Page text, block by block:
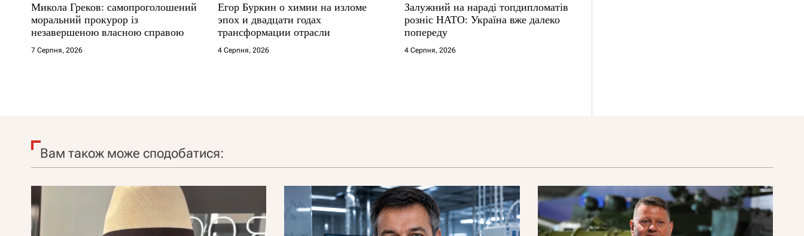
Микола Греков: самопроголошений
моральний прокурор із
незавершеною власною справою
7 Серпня, 2026
Егор Буркин о химии на изломе
эпох и двадцати годах
трансформации отрасли
4 Серпня, 2026
Залужний на нараді топдипломатів
розніс НАТО: Україна вже далеко
попереду
4 Серпня, 2026
Вам також може сподобатися: